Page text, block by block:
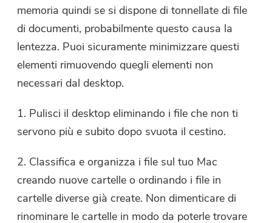
memoria quindi se si dispone di tonnellate di file
di documenti, probabilmente questo causa la
lentezza. Puoi sicuramente minimizzare questi
elementi rimuovendo quegli elementi non
necessari dal desktop.
1. Pulisci il desktop eliminando i file che non ti
servono più e subito dopo svuota il cestino.
2. Classifica e organizza i file sul tuo Mac
creando nuove cartelle o ordinando i file in
cartelle diverse già create. Non dimenticare di
rinominare le cartelle in modo da poterle trovare